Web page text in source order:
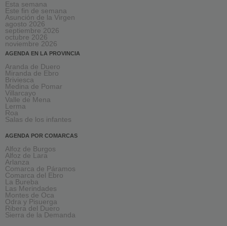
Esta semana
Este fin de semana
Asunción de la Virgen
agosto 2026
septiembre 2026
octubre 2026
noviembre 2026
AGENDA EN LA PROVINCIA
Aranda de Duero
Miranda de Ebro
Briviesca
Medina de Pomar
Villarcayo
Valle de Mena
Lerma
Roa
Salas de los infantes
AGENDA POR COMARCAS
Alfoz de Burgos
Alfoz de Lara
Arlanza
Comarca de Páramos
Comarca del Ebro
La Bureba
Las Merindades
Montes de Oca
Odra y Pisuerga
Ribera del Duero
Sierra de la Demanda